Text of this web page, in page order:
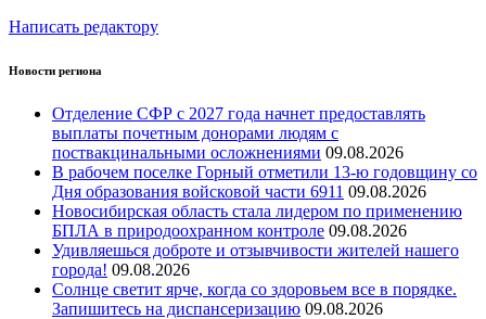
Написать редактору
Новости региона
Отделение СФР с 2027 года начнет предоставлять
выплаты почетным донорами людям с
поствакцинальными осложнениями 09.08.2026
В рабочем поселке Горный отметили 13-ю годовщину со
Дня образования войсковой части 6911 09.08.2026
Новосибирская область стала лидером по применению
БПЛА в природоохранном контроле 09.08.2026
Удивляешься доброте и отзывчивости жителей нашего
города! 09.08.2026
Солнце светит ярче, когда со здоровьем все в порядке.
Запишитесь на диспансеризацию 09.08.2026